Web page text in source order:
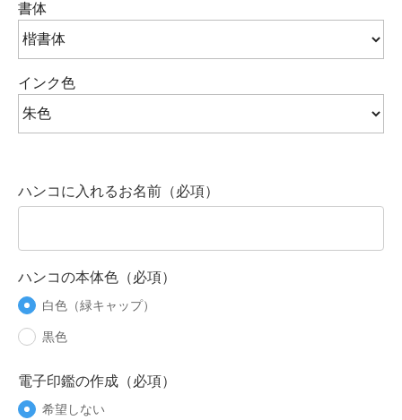
書体
インク色
ハンコに入れるお名前（必項）
ハンコの本体色（必項）
白色（緑キャップ）
黒色
電子印鑑の作成（必項）
希望しない